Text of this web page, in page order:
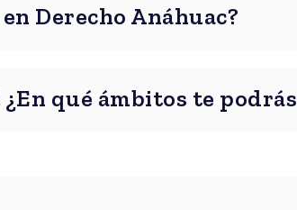
Derecho Anáhuac?
qué ámbitos te